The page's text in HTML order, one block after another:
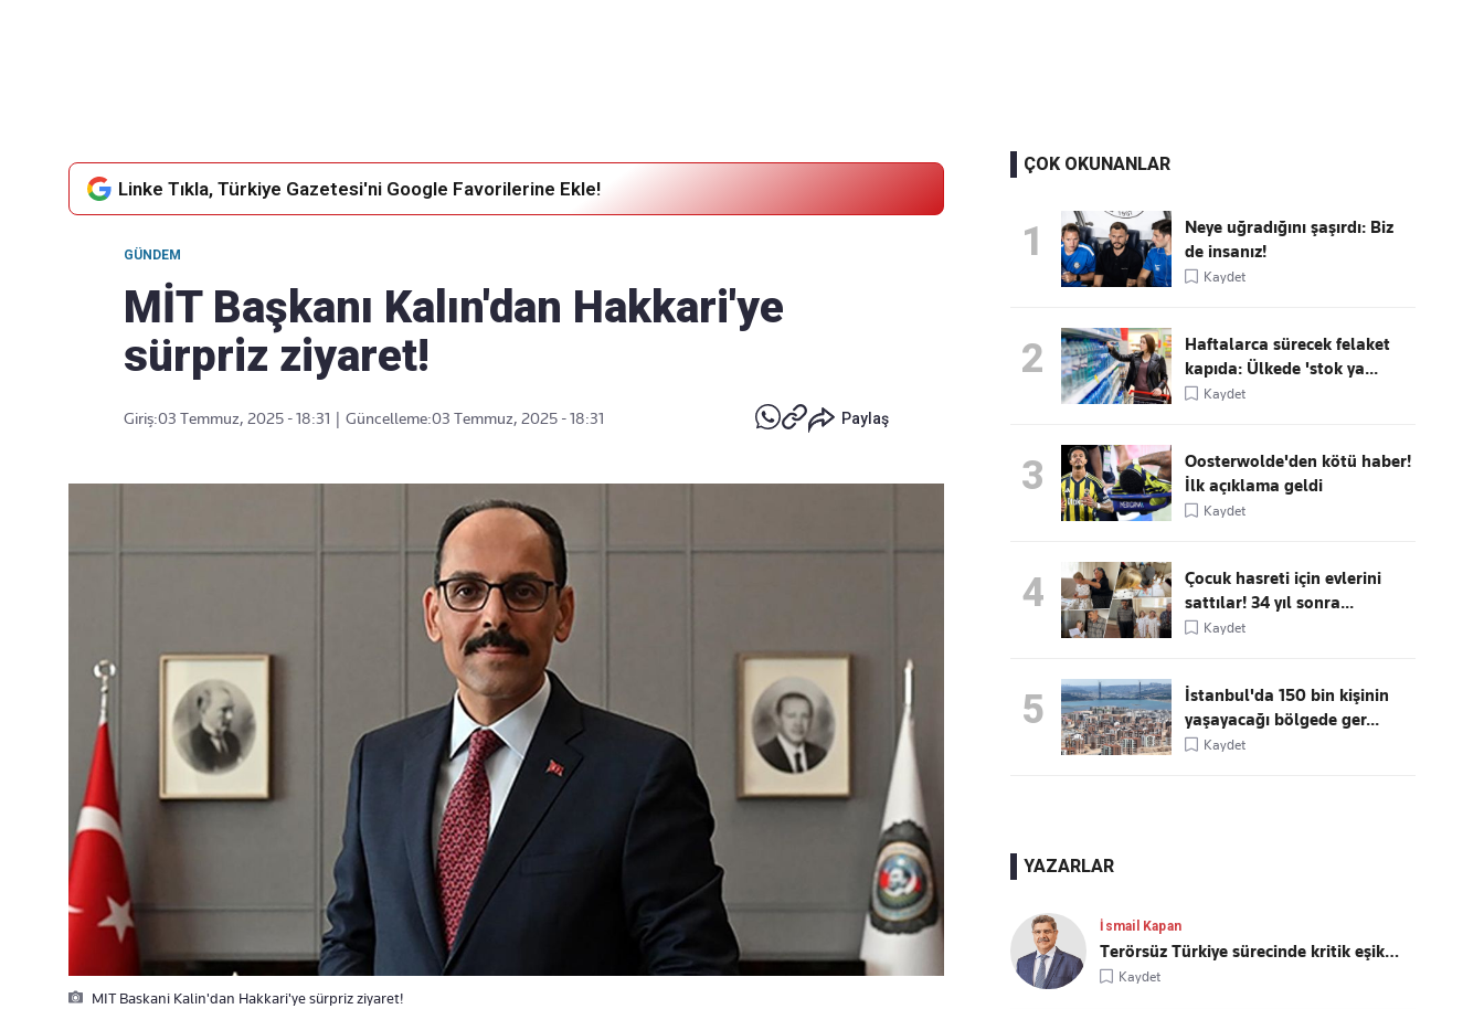
Linke Tıkla, Türkiye Gazetesi'ni Google Favorilerine Ekle!
GÜNDEM
MİT Başkanı Kalın'dan Hakkari'ye
sürpriz ziyaret!
Giriş:03 Temmuz, 2025 - 18:31 Güncelleme:03 Temmuz, 2025 - 18:31 Paylaş
MIT Baskani Kalin'dan Hakkari'ye sürpriz ziyaret!
ÇOK OKUNANLAR
1
Neye uğradığını şaşırdı: Biz
de insanız!
Kaydet
2
Haftalarca sürecek felaket
kapıda: Ülkede 'stok ya...
Kaydet
3
Oosterwolde'den kötü haber!
İlk açıklama geldi
Kaydet
4
Çocuk hasreti için evlerini
sattılar! 34 yıl sonra...
Kaydet
5
İstanbul'da 150 bin kişinin
yaşayacağı bölgede ger...
Kaydet
YAZARLAR
İsmail Kapan
Terörsüz Türkiye sürecinde kritik eşik…
Kaydet